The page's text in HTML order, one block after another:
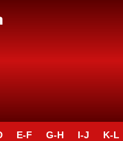
E-F G-H I-J K-L